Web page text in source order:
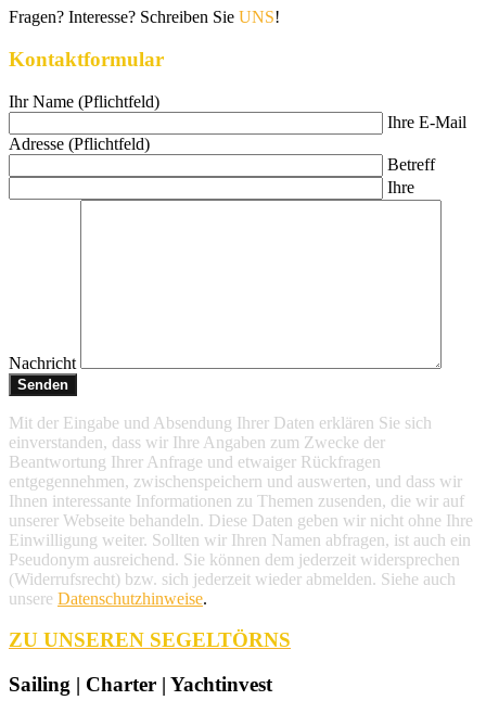
Fragen? Interesse? Schreiben Sie UNS!
Kontaktformular
Ihr Name (Pflichtfeld)
Ihre E-Mail
Adresse (Pflichtfeld)
Betreff
Ihre
Nachricht
Mit der Eingabe und Absendung Ihrer Daten erklären Sie sich
einverstanden, dass wir Ihre Angaben zum Zwecke der
Beantwortung Ihrer Anfrage und etwaiger Rückfragen
entgegennehmen, zwischenspeichern und auswerten, und dass wir
Ihnen interessante Informationen zu Themen zusenden, die wir auf
unserer Webseite behandeln. Diese Daten geben wir nicht ohne Ihre
Einwilligung weiter. Sollten wir Ihren Namen abfragen, ist auch ein
Pseudonym ausreichend. Sie können dem jederzeit widersprechen
(Widerrufsrecht) bzw. sich jederzeit wieder abmelden. Siehe auch
unsere Datenschutzhinweise.
ZU UNSEREN SEGELTÖRNS
Sailing | Charter | Yachtinvest